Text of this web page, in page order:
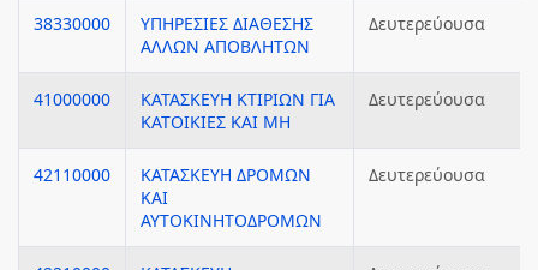
38330000
ΥΠΗΡΕΣΙΕΣ ΔΙΑΘΕΣΗΣ
ΑΛΛΩΝ ΑΠΟΒΛΗΤΩΝ
Δευτερεύουσα
41000000
ΚΑΤΑΣΚΕΥΗ ΚΤΙΡΙΩΝ ΓΙΑ
ΚΑΤΟΙΚΙΕΣ ΚΑΙ ΜΗ
Δευτερεύουσα
42110000
ΚΑΤΑΣΚΕΥΗ ΔΡΟΜΩΝ
ΚΑΙ
ΑΥΤΟΚΙΝΗΤΟΔΡΟΜΩΝ
Δευτερεύουσα